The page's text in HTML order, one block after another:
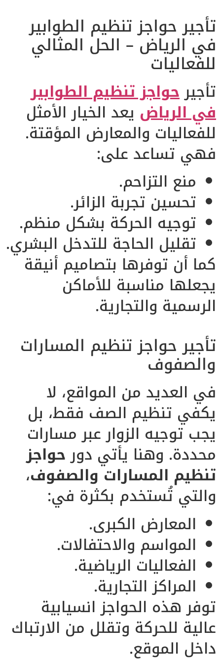
تأجير حواجز تنظيم الطوابير
في الرياض – الحل المثالي
للفعاليات
تأجيرحواجز تنظيم الطوابير
في الرياض يعد الخيار الأمثل
للفعاليات والمعارض المؤقتة.
فهي تساعد على:
منع التزاحم.
تحسين تجربة الزائر.
توجيه الحركة بشكل منظم.
تقليل الحاجة للتدخل البشري.
كما أن توفرها بتصاميم أنيقة
يجعلها مناسبة للأماكن
الرسمية والتجارية.
تأجير حواجز تنظيم المسارات
والصفوف
في العديد من المواقع، لا
يكفي تنظيم الصف فقط، بل
يجب توجيه الزوار عبر مسارات
محددة. وهنا يأتي دورحواجز
تنظيم المسارات والصفوف،
والتي تُستخدم بكثرة في:
المعارض الكبرى.
المواسم والاحتفالات.
الفعاليات الرياضية.
المراكز التجارية.
توفر هذه الحواجز انسيابية
عالية للحركة وتقلل من الارتباك
داخل الموقع.